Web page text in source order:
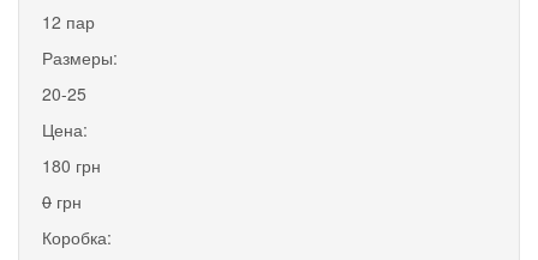
12 пар
Размеры:
20-25
Цена:
180 грн
0 грн
Коробка: